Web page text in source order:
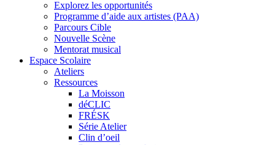
Explorez les opportunités
Programme d’aide aux artistes (PAA)
Parcours Cible
Nouvelle Scène
Mentorat musical
Espace Scolaire
Ateliers
Ressources
La Moisson
déCLIC
FRÉSK
Série Atelier
Clin d’oeil